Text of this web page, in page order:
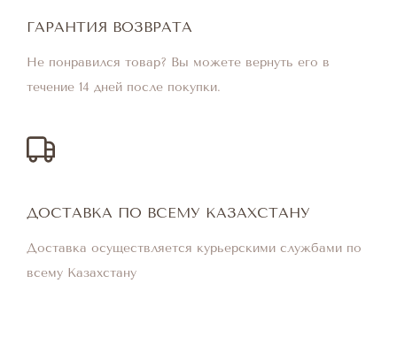
ГАРАНТИЯ ВОЗВРАТА
Не понравился товар? Вы можете вернуть его в
течение 14 дней после покупки.
ДОСТАВКА ПО ВСЕМУ КАЗАХСТАНУ
Доставка осуществляется курьерскими службами по
всему Казахстану